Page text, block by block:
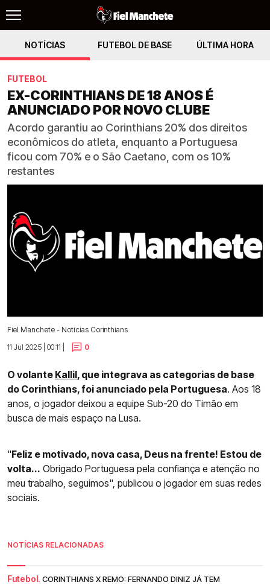
NOTÍCIAS FUTEBOL DE BASE ÚLTIMA HORA
FUTEBOL
EX-CORINTHIANS DE 18 ANOS É
ANUNCIADO POR NOVO CLUBE
Acordo garantiu ao Corinthians 20% dos direitos
econômicos do atleta, enquanto a Portuguesa
ficou com 70% e o São Caetano, com os 10%
restantes
Fiel Manchete - Notícias Corinthians
11 Jul 2025 | 00:11 |
0
O volante Kallil, que integrava as categorias de base
do Corinthians, foi anunciado pela Portuguesa. Aos 18
anos, o jogador deixou a equipe Sub-20 do Timão em
busca de mais espaço na Lusa.
"Feliz e motivado, nova casa, Deus na frente! Estou de
volta... Obrigado Portuguesa pela confiança e atenção no
meu trabalho, seguimos", publicou o jogador em suas redes
sociais.
NOTÍCIAS RELACIONADAS
Futebol. CORINTHIANS X REMO: FERNANDO DINIZ JÁ TEM